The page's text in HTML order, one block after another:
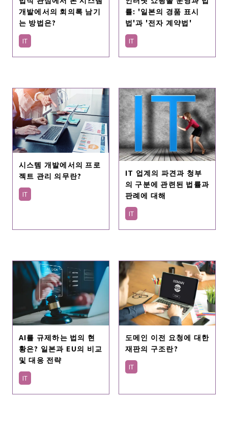
개발에서의 회의록 남기
는 방법은?
IT
률: '일본의 경품 표시
법'과 '전자 계약법'
IT
시스템 개발에서의 프로
젝트 관리 의무란?
IT
IT 업계의 파견과 청부
의 구분에 관련된 법률과
판례에 대해
IT
AI를 규제하는 법의 현
황은? 일본과 EU의 비교
및 대응 전략
IT
도메인 이전 요청에 대한
재판의 구조란?
IT